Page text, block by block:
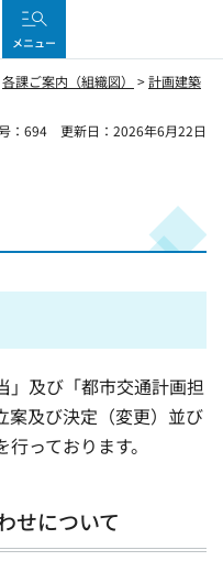
メニュー
各課ご案内（組織図） >計画建築
：694
更新日：2026年6月22日
」及び「都市交通計画担
案及び決定（変更）並び
っております。
せについて